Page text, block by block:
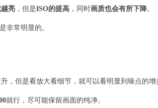
亮 ，但是ISO的提高 ，同时画质也会有所下降。
非常明显的。
，但是看放大看细节，就可以看明显到噪点的增
就行，尽可能保留画面的纯净。